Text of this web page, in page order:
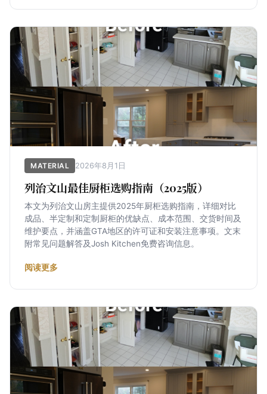
MATERIAL 2026年8月1日
列治文山最佳厨柜选购指南（2025版）
本文为列治文山房主提供2025年厨柜选购指南，详细对比
成品、半定制和定制厨柜的优缺点、成本范围、交货时间及
维护要点，并涵盖GTA地区的许可证和安装注意事项。文末
附常见问题解答及Josh Kitchen免费咨询信息。
阅读更多